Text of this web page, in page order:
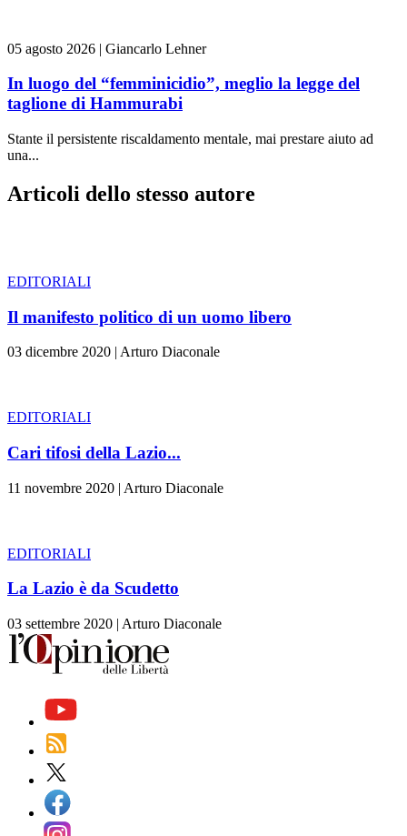
05 agosto 2026 | Giancarlo Lehner
In luogo del “femminicidio”, meglio la legge del
taglione di Hammurabi
Stante il persistente riscaldamento mentale, mai prestare aiuto ad
una...
Articoli dello stesso autore
EDITORIALI
Il manifesto politico di un uomo libero
03 dicembre 2020 | Arturo Diaconale
EDITORIALI
Cari tifosi della Lazio...
11 novembre 2020 | Arturo Diaconale
EDITORIALI
La Lazio è da Scudetto
03 settembre 2020 | Arturo Diaconale